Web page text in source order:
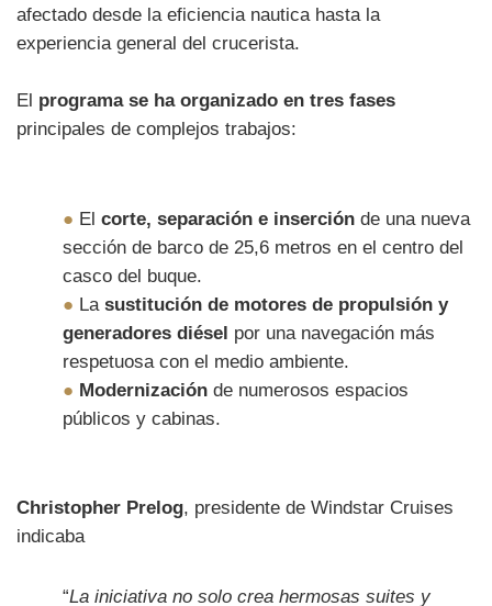
afectado desde la eficiencia nautica hasta la
experiencia general del crucerista.
El programa se ha organizado en tres fases
principales de complejos trabajos:
● El corte, separación e inserciónde una nueva
sección de barco de 25,6 metros en el centro del
casco del buque.
● La sustitución de motores de propulsión y
generadores diésel por una navegación más
respetuosa con el medio ambiente.
● Modernizaciónde numerosos espacios
públicos y cabinas.
Christopher Prelog, presidente de Windstar Cruises
indicaba
“La iniciativa no solo crea hermosas suites y